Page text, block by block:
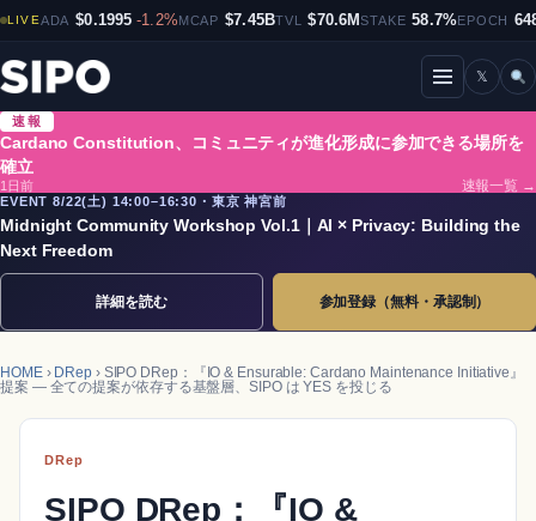
LIVEADA $0.1995 -1.2%MCAP $7.45BTVL $70.6MSTAKE 58.7%EPOCH
メニューを開閉
𝕏
速報
Cardano Constitution、コミュニティが進化形成に参加できる場所を
確立
1日前
速報一覧 →
EVENT 8/22(土) 14:00–16:30・東京 神宮前
Midnight Community Workshop Vol.1｜AI × Privacy: Building the
Next Freedom
詳細を読む 参加登録（無料・承認制）
HOME› DRep› SIPO DRep：『IO & Ensurable: Cardano Maintenance Initiative』
提案 ― 全ての提案が依存する基盤層、SIPO は YES を投じる
DRep
SIPO DRep：『IO &